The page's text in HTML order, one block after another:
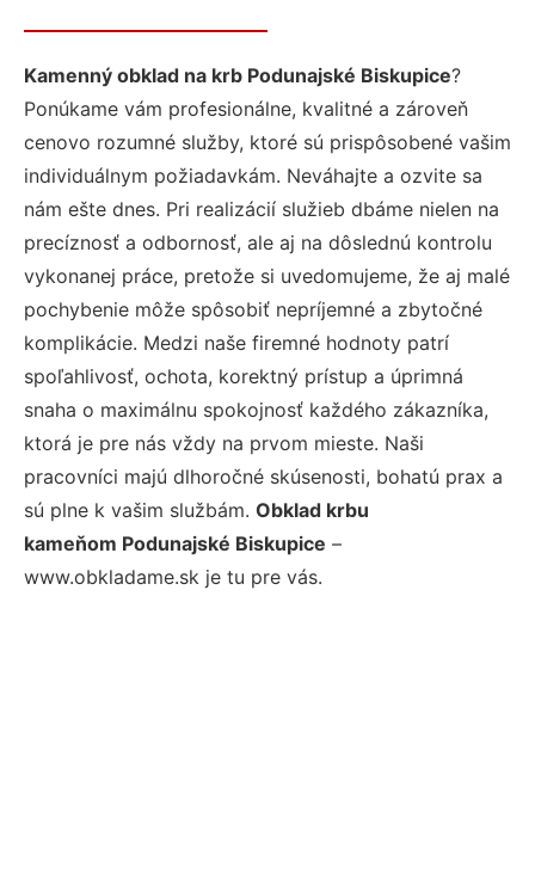
Kamenný obklad na krb Podunajské Biskupice?
Ponúkame vám profesionálne, kvalitné a zároveň
cenovo rozumné služby, ktoré sú prispôsobené vašim
individuálnym požiadavkám. Neváhajte a ozvite sa
nám ešte dnes. Pri realizácií služieb dbáme nielen na
precíznosť a odbornosť, ale aj na dôslednú kontrolu
vykonanej práce, pretože si uvedomujeme, že aj malé
pochybenie môže spôsobiť nepríjemné a zbytočné
komplikácie. Medzi naše firemné hodnoty patrí
spoľahlivosť, ochota, korektný prístup a úprimná
snaha o maximálnu spokojnosť každého zákazníka,
ktorá je pre nás vždy na prvom mieste. Naši
pracovníci majú dlhoročné skúsenosti, bohatú prax a
sú plne k vašim službám. Obklad krbu
kameňom Podunajské Biskupice –
www.obkladame.sk je tu pre vás.